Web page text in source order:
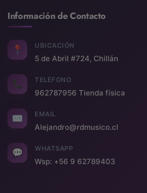
Información de Contacto
📍 UBICACIÓN
5 de Abril #724, Chillán
📞 TELÉFONO
962787956 Tienda física
✉ EMAIL
Alejandro@rdmusico.cl
💬 WHATSAPP
Wsp: +56 9 62789403